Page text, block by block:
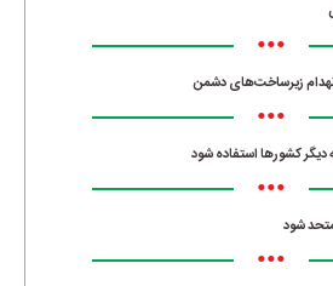
•••
زیرساخت‌های دشمن
•••
دیگر کشورها استفاده شود
•••
متحد شود
•••